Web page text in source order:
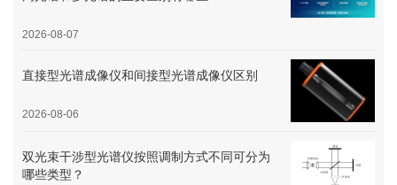
2026-08-07
直接型光谱成像仪和间接型光谱成像仪区别
2026-08-06
双光束干涉型光谱仪按照调制方式不同可分为
哪些类型？